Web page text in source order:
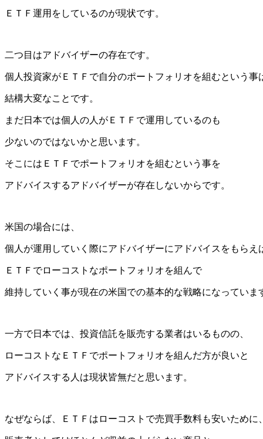
ＥＴＦ運用をしているのが現状です。
二つ目はアドバイザーの存在です。
個人投資家がＥＴＦで自分のポートフォリオを組むという事
結構大変なことです。
まだ日本では個人の人がＥＴＦで運用しているのも
少ないのではないかと思います。
そこにはＥＴＦでポートフォリオを組むという事を
アドバイスするアドバイザーが存在しないからです。
米国の場合には、
個人が運用していく際にアドバイザーにアドバイスをもらえ
ＥＴＦでローコストなポートフォリオを組んで
維持していく事が現在の米国での基本的な戦略になっていま
一方で日本では、投資信託を販売する業者はいるものの、
ローコストなＥＴＦでポートフォリオを組んだ方が良いと
アドバイスする人は現状皆無だと思います。
なぜならば、ＥＴＦはローコストで売買手数料も安いために、